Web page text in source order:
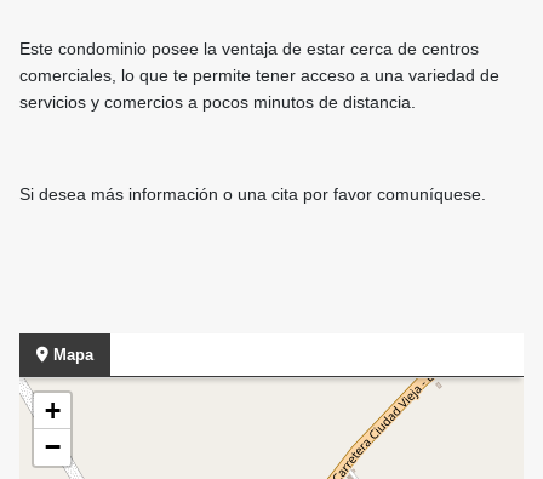
Este condominio posee la ventaja de estar cerca de centros
comerciales, lo que te permite tener acceso a una variedad de
servicios y comercios a pocos minutos de distancia.
Si desea más información o una cita por favor comuníquese.
Mapa
+
−